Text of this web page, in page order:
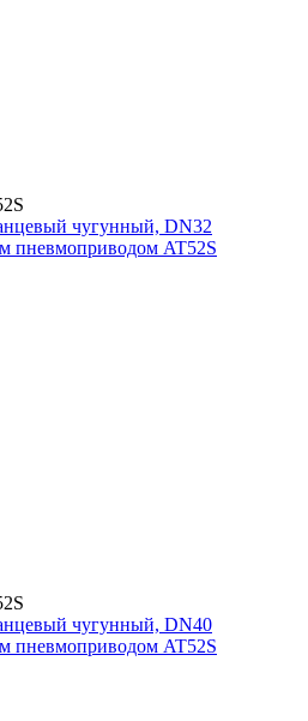
чугунный, DN32
пневмоприводом AT52S
чугунный, DN40
пневмоприводом AT52S